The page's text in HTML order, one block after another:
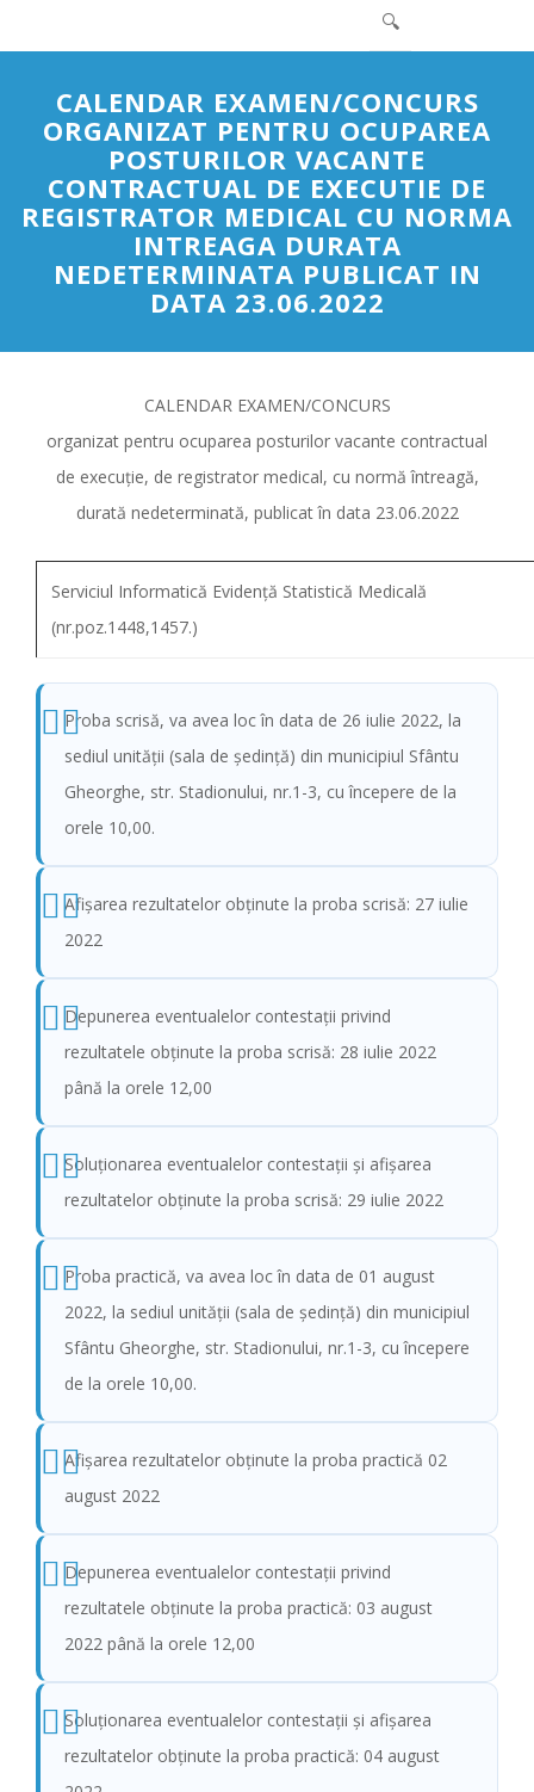
🔍
CALENDAR EXAMEN/CONCURS
ORGANIZAT PENTRU OCUPAREA
POSTURILOR VACANTE
CONTRACTUAL DE EXECUTIE DE
REGISTRATOR MEDICAL CU NORMA
INTREAGA DURATA
NEDETERMINATA PUBLICAT IN
DATA 23.06.2022
CALENDAR EXAMEN/CONCURS
organizat pentru ocuparea posturilor vacante contractual
de execuție, de registrator medical, cu normă întreagă,
durată nedeterminată, publicat în data 23.06.2022
Serviciul Informatică Evidență Statistică Medicală
(nr.poz.1448,1457.)
Proba scrisă, va avea loc în data de 26 iulie 2022, la
sediul unităţii (sala de şedinţă) din municipiul Sfântu
Gheorghe, str. Stadionului, nr.1-3, cu începere de la
orele 10,00.
Afişarea rezultatelor obținute la proba scrisă: 27 iulie
2022
Depunerea eventualelor contestații privind
rezultatele obținute la proba scrisă: 28 iulie 2022
până la orele 12,00
Soluționarea eventualelor contestații și afișarea
rezultatelor obținute la proba scrisă: 29 iulie 2022
Proba practică, va avea loc în data de 01 august
2022, la sediul unităţii (sala de şedinţă) din municipiul
Sfântu Gheorghe, str. Stadionului, nr.1-3, cu începere
de la orele 10,00.
Afişarea rezultatelor obținute la proba practică 02
august 2022
Depunerea eventualelor contestații privind
rezultatele obținute la proba practică: 03 august
2022 până la orele 12,00
Soluționarea eventualelor contestații și afișarea
rezultatelor obținute la proba practică: 04 august